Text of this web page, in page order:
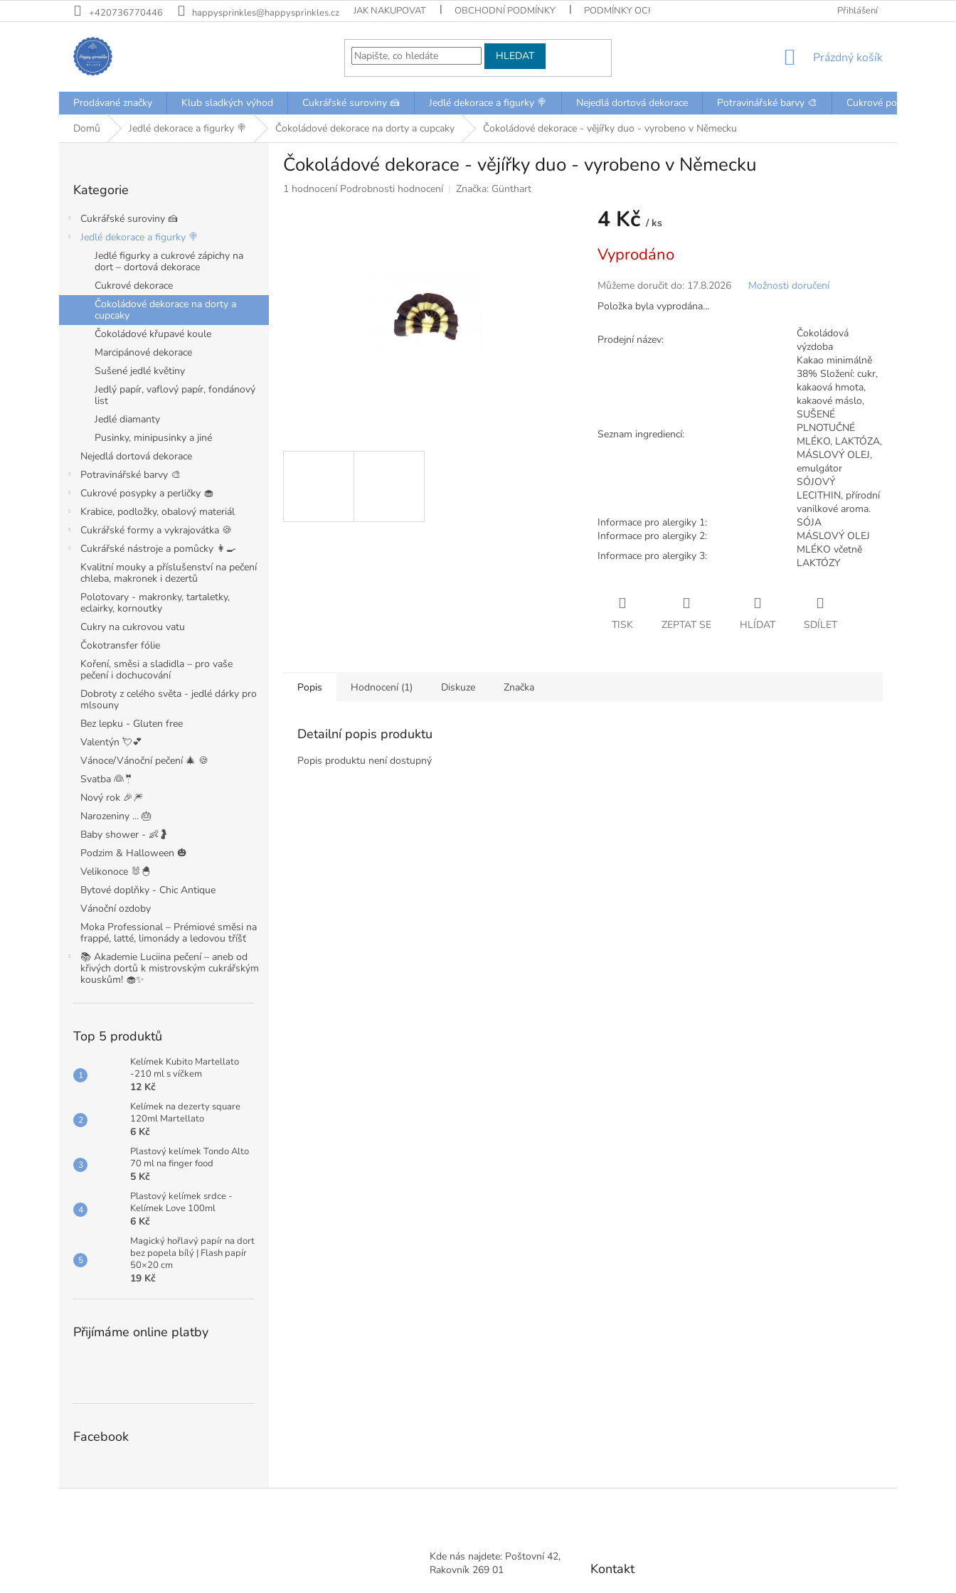
na
+420736770446 happysprinkles@happysprinkles.cz JAK NAKUPOVAT OBCHODNÍ PODMÍNKY PODMÍNKY OCHRANY OSOBNÍCH ÚDAJŮ KONTAKTYPřihlášení
HLEDAT
NÁKUPNÍ
Prázdný košík
Prodávané značky Klub sladkých výhod Cukrářské suroviny 🍰 Jedlé dekorace a figurky 🍭 Nejedlá dortová dekorace Potravinářské barvy 🎨
Cukrové posypky a
Domů
Jedlé dekorace a figurky 🍭 Čokoládové dekorace na dorty a cupcaky Čokoládové dekorace - vějířky duo - vyrobeno v Německu
p
n
kategorie
Kategorie
Cukrářské suroviny 🍰
Jedlé dekorace a figurky 🍭
Jedlé figurky a cukrové zápichy na
dort – dortová dekorace
Cukrové dekorace
Čokoládové dekorace na dorty a
cupcaky
Čokoládové křupavé koule
Marcipánové dekorace
Sušené jedlé květiny
Jedlý papír, vaflový papír, fondánový
list
Jedlé diamanty
Pusinky, minipusinky a jiné
Nejedlá dortová dekorace
Potravinářské barvy 🎨
Cukrové posypky a perličky 🧁
Krabice, podložky, obalový materiál
Cukrářské formy a vykrajovátka 🍪
Cukrářské nástroje a pomůcky 👩‍🍳
Kvalitní mouky a příslušenství na pečení
chleba, makronek i dezertů
Polotovary - makronky, tartaletky,
eclairky, kornoutky
Cukry na cukrovou vatu
Čokotransfer fólie
Koření, směsi a sladidla – pro vaše
pečení i dochucování
Dobroty z celého světa - jedlé dárky pro
mlsouny
Bez lepku - Gluten free
Valentýn 💘💕
Vánoce/Vánoční pečení 🎄 🍪
Svatba 👰🤵
Nový rok 🎉🎆
Narozeniny ... 🎂
Baby shower - 👶🤰
Podzim & Halloween 🎃
Velikonoce 🐰🐣
Bytové doplňky - Chic Antique
Vánoční ozdoby
Moka Professional – Prémiové směsi na
frappé, latté, limonády a ledovou tříšť
📚 Akademie Luciina pečení – aneb od
křivých dortů k mistrovským cukrářským
kouskům! 🧁✨
Top 5 produktů
Kelímek Kubito Martellato
-210 ml s víčkem
12 Kč
Kelímek na dezerty square
120ml Martellato
6 Kč
Plastový kelímek Tondo Alto
70 ml na finger food
5 Kč
Plastový kelímek srdce -
Kelímek Love 100ml
6 Kč
Magický hořlavý papír na dort
bez popela bílý | Flash papír
50×20 cm
19 Kč
Přijímáme online platby
Facebook
Čokoládové dekorace - vějířky duo - vyrobeno v Německu
Průměrné
1 hodnocení Podrobnosti hodnocení Značka: Günthart
4 Kč / ks
cena:
Vyprodáno
Můžeme doručit do: 17.8.2026
Možnosti doručení
Položka byla vyprodána…
Prodejní název:
Čokoládová
výzdoba
Seznam ingrediencí:
Kakao minimálně
38% Složení: cukr,
kakaová hmota,
kakaové máslo,
SUŠENÉ
PLNOTUČNÉ
MLÉKO, LAKTÓZA,
MÁSLOVÝ OLEJ,
emulgátor
SÓJOVÝ
LECITHIN, přírodní
vanilkové aroma.
Informace pro alergiky 1:
SÓJA
Informace pro alergiky 2:
MÁSLOVÝ OLEJ
Informace pro alergiky 3:
MLÉKO včetně
LAKTÓZY
TISK ZEPTAT SE HLÍDAT SDÍLET
Popis Hodnocení (1) Diskuze Značka
Detailní popis produktu
Popis produktu není dostupný
Kde nás najdete: Poštovní 42,
Rakovník 269 01
Kontakt